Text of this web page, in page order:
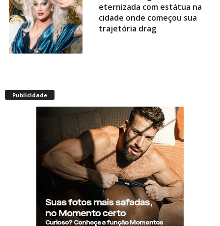
eternizada com estátua na
cidade onde começou sua
trajetória drag
“românticas” em iate
Presença de Shangela faz
estrelas de RuPaul’s Drag
Race abandonarem festa de
aniversário de Kennedy
Davenport
Publicidade